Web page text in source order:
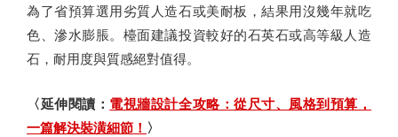
為了省預算選用劣質人造石或美耐板，結果用沒幾年就吃
色、滲水膨脹。檯面建議投資較好的石英石或高等級人造
石，耐用度與質感絕對值得。
〈延伸閱讀： 電視牆設計全攻略：從尺寸、風格到預算，
一篇解決裝潢細節！ 〉